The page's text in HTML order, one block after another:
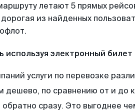
летают 5 прямых
из найденных
используя электронный
услуги по перевозке
дешево, по сравнению от и до
обратно сразу. Это выгоднее